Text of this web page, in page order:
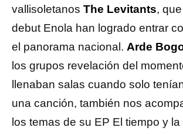
vallisoletanos The Levitants,
debut Enola han logrado entrar
el panorama nacional. Arde
los grupos revelación del
llenaban salas cuando solo
una canción, también nos
los temas de su EP El tiempo y